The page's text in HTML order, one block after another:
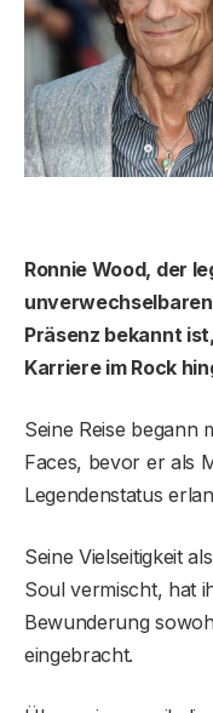
Ronnie Wood, der
Präsenz bekannt
Karriere im Rock
Seine Reise begann
Faces, bevor er als
Legendenstatus
Seine Vielseitigkeit
Soul vermischt, hat
Bewunderung
eingebracht.